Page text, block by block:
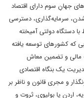
جهانِ سوم دارای اقتصاد
سرمایه‌گذاری، دسترسی
دستگاه دولتی آمیخته
که کشورهای توسعه یافته
مالی و تضمین معاش
یک بنگاه اقتصادی
و مجری قانون و ناظر بر
اردن یا بولیوی، ثروت و